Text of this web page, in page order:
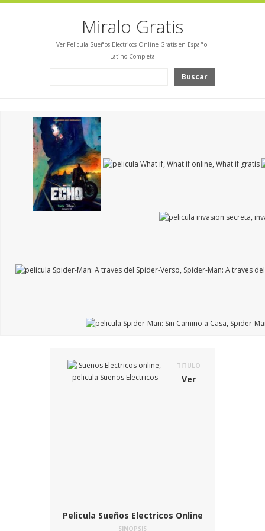
Miralo Gratis
Ver Pelicula Sueños Electricos Online Gratis en Español
Latino Completa
Buscar
TITULO
Ver
Pelicula Sueños Electricos Online
SINOPSIS